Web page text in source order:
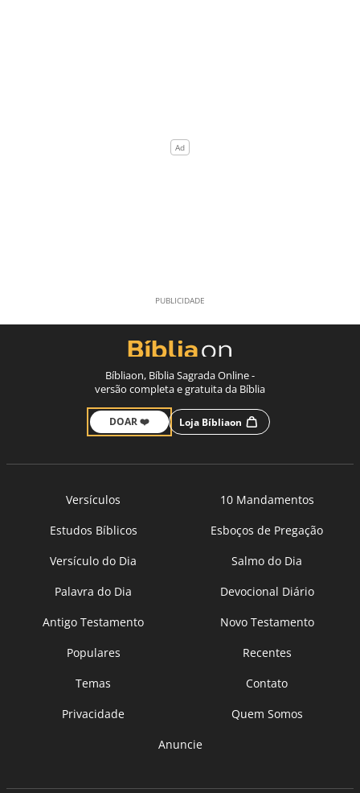
Bíbliaon, Bíblia Sagrada Online -
versão completa e gratuita da Bíblia
DOAR ❤️ Loja Bíbliaon
Versículos
10 Mandamentos
Estudos Bíblicos
Esboços de Pregação
Versículo do Dia
Salmo do Dia
Palavra do Dia
Devocional Diário
Antigo Testamento
Novo Testamento
Populares
Recentes
Temas
Contato
Privacidade
Quem Somos
Anuncie